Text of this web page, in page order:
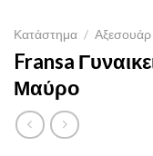
Κατάστημα / Αξεσουάρ
Fransa
Μαύρο